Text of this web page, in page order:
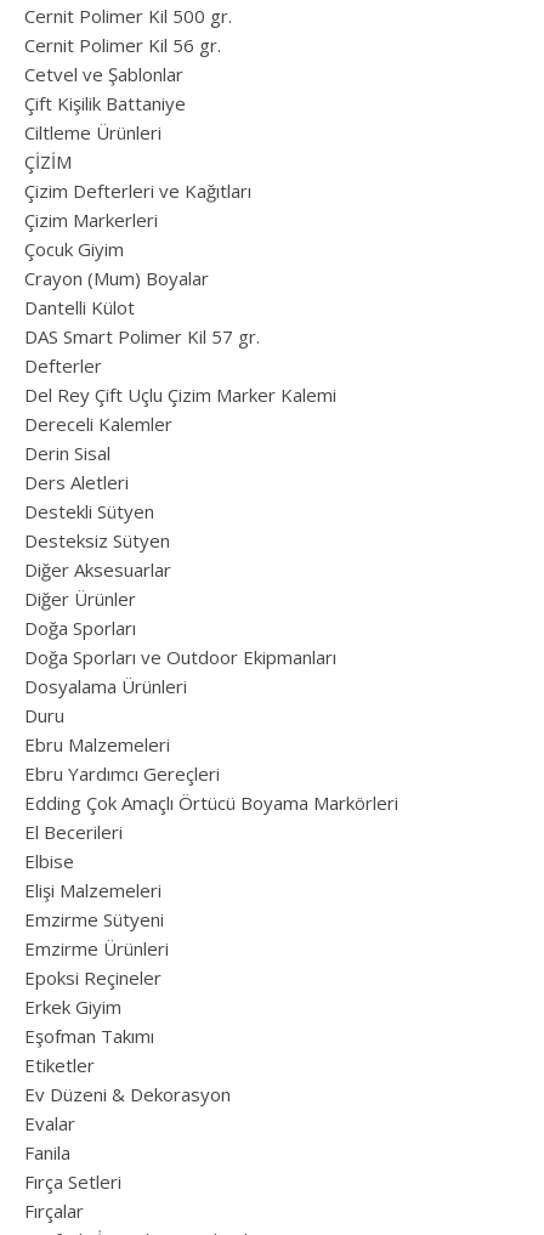
Cernit Polimer Kil 500 gr.
Cernit Polimer Kil 56 gr.
Cetvel ve Şablonlar
Çift Kişilik Battaniye
Ciltleme Ürünleri
ÇİZİM
Çizim Defterleri ve Kağıtları
Çizim Markerleri
Çocuk Giyim
Crayon (Mum) Boyalar
Dantelli Külot
DAS Smart Polimer Kil 57 gr.
Defterler
Del Rey Çift Uçlu Çizim Marker Kalemi
Dereceli Kalemler
Derin Sisal
Ders Aletleri
Destekli Sütyen
Desteksiz Sütyen
Diğer Aksesuarlar
Diğer Ürünler
Doğa Sporları
Doğa Sporları ve Outdoor Ekipmanları
Dosyalama Ürünleri
Duru
Ebru Malzemeleri
Ebru Yardımcı Gereçleri
Edding Çok Amaçlı Örtücü Boyama Markörleri
El Becerileri
Elbise
Elişi Malzemeleri
Emzirme Sütyeni
Emzirme Ürünleri
Epoksi Reçineler
Erkek Giyim
Eşofman Takımı
Etiketler
Ev Düzeni & Dekorasyon
Evalar
Fanila
Fırça Setleri
Fırçalar